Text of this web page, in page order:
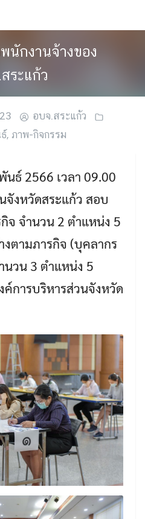
นักงานจ้างของ
ระแก้ว
อบจ.สระแก้ว
, ภาพ-กิจกรรม
ธ์ 2566 เวลา 09.00
จังหวัดสระแก้ว สอบ
จ จำนวน 2 ตำแหน่ง 5
ตามภารกิจ (บุคลากร
วน 3 ตำแหน่ง 5
การบริหารส่วนจังหวัด